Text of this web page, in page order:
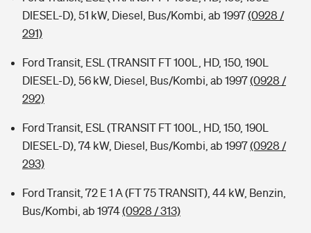
DIESEL-D), 51 kW, Diesel, Bus/Kombi, ab 1997(0928 /
291)
Ford Transit, ESL (TRANSIT FT 100L, HD, 150, 190L
DIESEL-D), 56 kW, Diesel, Bus/Kombi, ab 1997(0928 /
292)
Ford Transit, ESL (TRANSIT FT 100L, HD, 150, 190L
DIESEL-D), 74 kW, Diesel, Bus/Kombi, ab 1997(0928 /
293)
Ford Transit, 72 E 1 A (FT 75 TRANSIT), 44 kW, Benzin,
Bus/Kombi, ab 1974(0928 / 313)